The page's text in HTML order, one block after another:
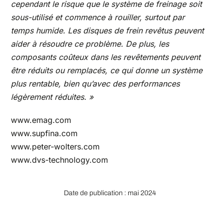
cependant le risque que le système de freinage soit
sous-utilisé et commence à rouiller, surtout par
temps humide. Les disques de frein revêtus peuvent
aider à résoudre ce problème. De plus, les
composants coûteux dans les revêtements peuvent
être réduits ou remplacés, ce qui donne un système
plus rentable, bien qu’avec des performances
légèrement réduites. »
www.emag.com
www.supfina.com
www.peter-wolters.com
www.dvs-technology.com
Date de publication : mai 2024